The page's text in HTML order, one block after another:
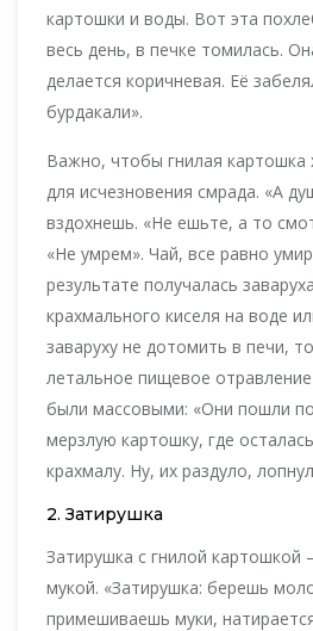
картошки и воды. Вот эта
весь день, в печке томилась.
делается коричневая. Её
бурдакали».
Важно, чтобы гнилая картошка
для исчезновения смрада. «А
вздохнешь. «Не ешьте, а то
«Не умрем». Чай, все равно
результате получалась
крахмального киселя на воде
заваруху не дотомить в печи,
летальное пищевое
были массовыми: «Они пошли
мерзлую картошку, где
крахмалу. Ну, их раздуло,
2. Затирушка
Затирушка с гнилой картошкой
мукой. «Затирушка: берешь
примешиваешь муки,